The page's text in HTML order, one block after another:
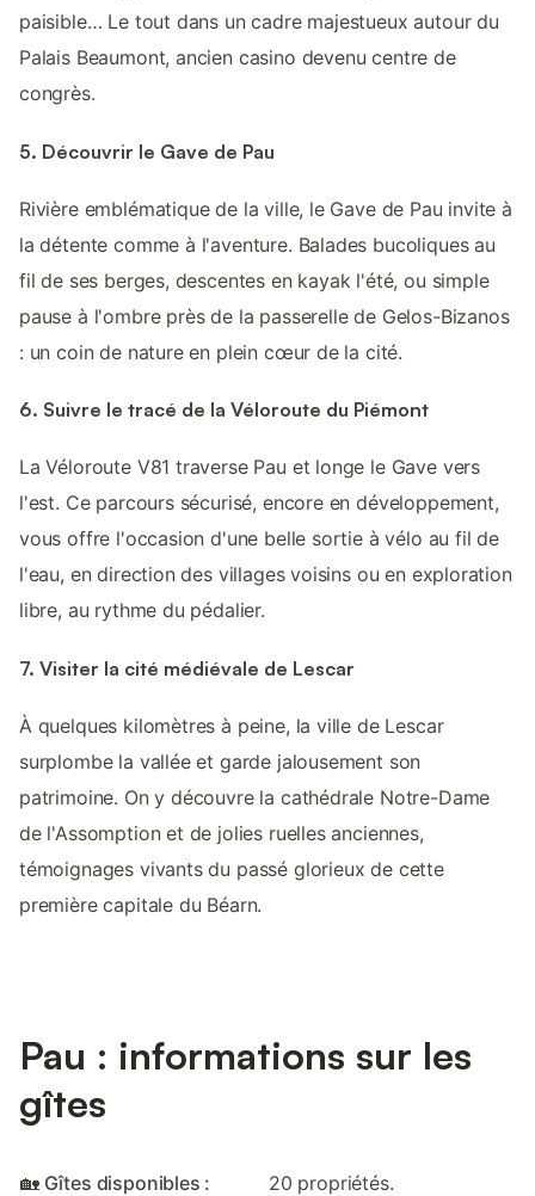
paisible… Le tout dans un cadre majestueux autour du
Palais Beaumont, ancien casino devenu centre de
congrès.
5. Découvrir le Gave de Pau
Rivière emblématique de la ville, le Gave de Pau invite à
la détente comme à l'aventure. Balades bucoliques au
fil de ses berges, descentes en kayak l'été, ou simple
pause à l'ombre près de la passerelle de Gelos-Bizanos
: un coin de nature en plein cœur de la cité.
6. Suivre le tracé de la Véloroute du Piémont
La Véloroute V81 traverse Pau et longe le Gave vers
l'est. Ce parcours sécurisé, encore en développement,
vous offre l'occasion d'une belle sortie à vélo au fil de
l'eau, en direction des villages voisins ou en exploration
libre, au rythme du pédalier.
7. Visiter la cité médiévale de Lescar
À quelques kilomètres à peine, la ville de Lescar
surplombe la vallée et garde jalousement son
patrimoine. On y découvre la cathédrale Notre-Dame
de l'Assomption et de jolies ruelles anciennes,
témoignages vivants du passé glorieux de cette
première capitale du Béarn.
Pau : informations sur les
gîtes
🏡 Gîtes disponibles : 20 propriétés.